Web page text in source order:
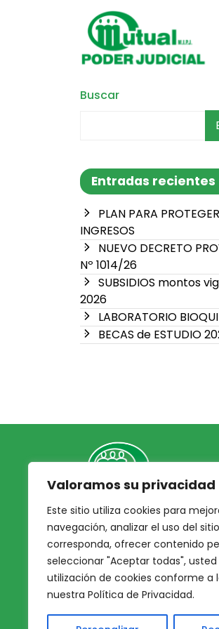
Valoramos su privacidad
Este sitio utiliza cookies para
navegación, analizar el uso del
corresponda, ofrecer contenido
seleccionar "Aceptar todas",
utilización de cookies conforme a
nuestra Política de Privacidad.
Buscar
Entradas recientes
PLAN PARA
INGRESOS
NUEVO DECRETO
Nº 1014/26
SUBSIDIOS montos
2026
LABORATORIO
BECAS de ESTUDIO
Mutual Integrantes
Poder Judicial
+54 9 342 467-4510